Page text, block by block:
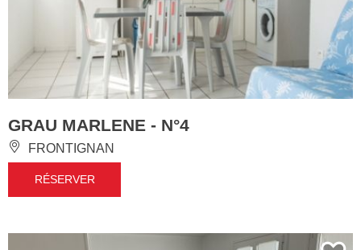
GRAU MARLENE - N°4
FRONTIGNAN
RÉSERVER